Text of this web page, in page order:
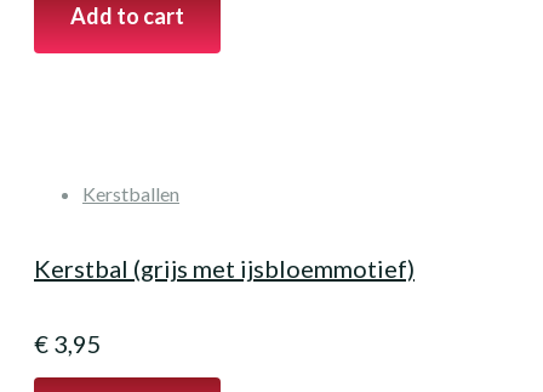
Add to cart
Kerstballen
Kerstbal (grijs met ijsbloemmotief)
€ 3,95